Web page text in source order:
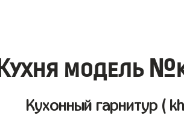
Кухня модель
Кухонный гарнитур (